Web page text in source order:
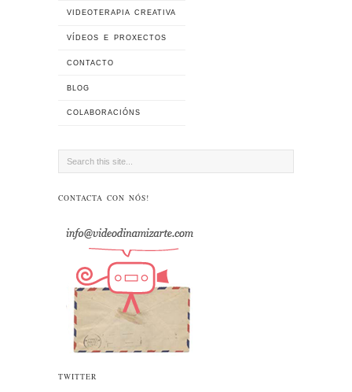
VIDEOTERAPIA CREATIVA
VÍDEOS E PROXECTOS
CONTACTO
BLOG
COLABORACIÓNS
CONTACTA CON NÓS!
TWITTER